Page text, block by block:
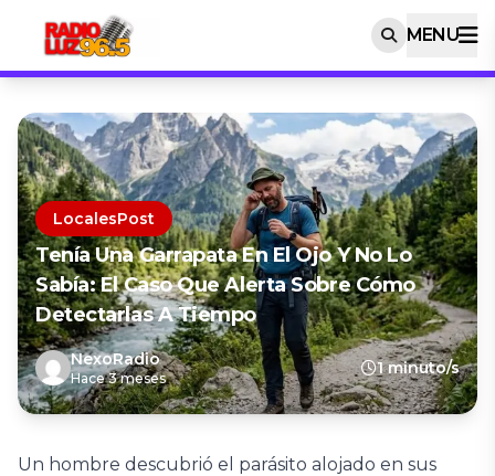
MENU
LocalesPost
Tenía Una Garrapata En El Ojo Y No Lo
Sabía: El Caso Que Alerta Sobre Cómo
Detectarlas A Tiempo
NexoRadio
Hace 3 meses
1 minuto/s
Un hombre descubrió el parásito alojado en sus